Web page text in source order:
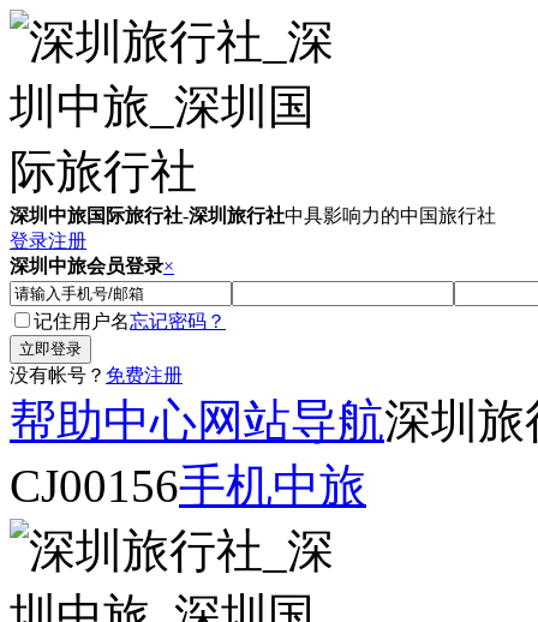
深圳中旅国际旅行社-深圳旅行社中具影响力的中国旅行社
登录注册
深圳中旅会员登录×
记住用户名忘记密码？
没有帐号？ 免费注册
帮助中心网站导航深圳旅
CJ00156手机中旅